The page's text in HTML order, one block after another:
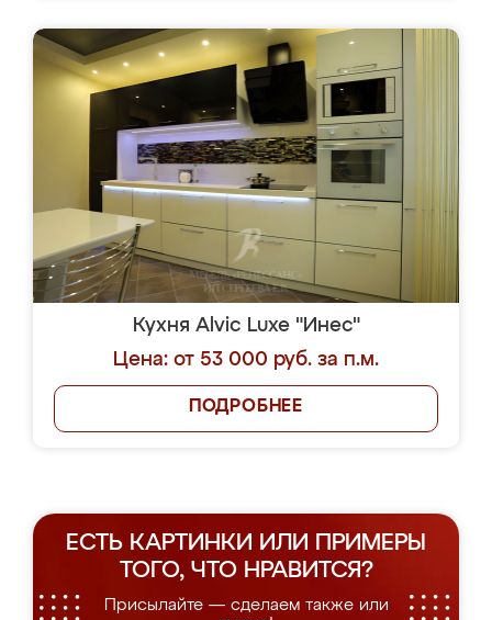
Кухня Alvic Luxe "Инес"
Цена: от 53 000 руб. за п.м.
ПОДРОБНЕЕ
ЕСТЬ КАРТИНКИ ИЛИ ПРИМЕРЫ
ТОГО, ЧТО НРАВИТСЯ?
Присылайте — сделаем также или